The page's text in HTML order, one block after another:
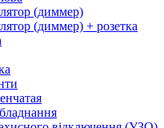
(диммер)
(диммер) + розетка